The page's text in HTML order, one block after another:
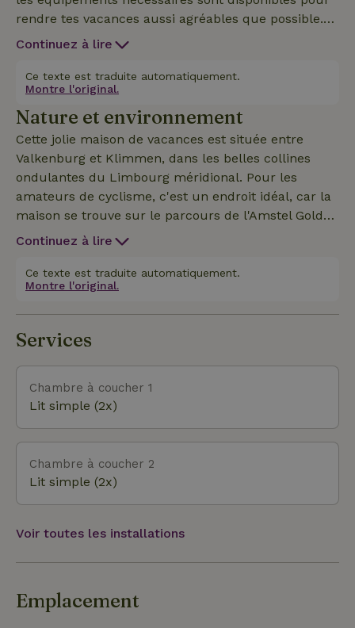
rendre tes vacances aussi agréables que possible.
La Maison nature dispose d'une cuisine très
réfrigérateur/congélateur, d'une machine à café +
Senseo et d'autres nécessités. Le coin salon est
équipé de 2 canapés, d'une télévision SMART (avec
Netflix) et d'un coin repas. Douche - la pièce se
trouve au rez-de-chaussée et est équipée d'une
douche avec rideau de douche, d'un lavabo et de
toilettes. Merci d'apporter tes propres serviettes de
bain. Les deux chambres offrent un lit double de
espace terrasse et d'un carré d'herbe. Le jardin est
entièrement clôturé, ce qui offre de la liberté à ton
animal de compagnie.
Continuez à lire
Ce texte est traduite automatiquement.
Montre l'original.
Nature et environnement
Cette jolie maison de vacances est située entre
Valkenburg et Klimmen, dans les belles collines
ondulantes du Limbourg méridional. Pour les
amateurs de cyclisme, c'est un endroit idéal, car la
maison se trouve sur le parcours de l'Amstel Gold
Race. La maison dispose de son propre
en toute sécurité. À proximité, tu trouveras de
nombreuses attractions touristiques. Valkenburg, à
environ 2 km, offre de nombreuses attractions telles
que Thermen 2000, le Casino, les grottes de marne,
les ruines du château et le parc d'attractions De
Valkenier. Les belles villes historiques de Maastricht
et d'Aix-la-Chapelle sont à deux pas, tout comme
Landgraaf, où tu peux visiter les jardins Mondo
Verde et la piste de ski couverte Snowworld. Le
train à vapeur historique de la Zuid-Limburgse
Stoomtrein Maatschappij, qui s'arrête à Simpelveld,
est une façon particulière de découvrir la région.
Continuez à lire
Ce texte est traduite automatiquement.
Montre l'original.
Services
Chambre à coucher 1
Lit simple (2x)
Chambre à coucher 2
Lit simple (2x)
Voir toutes les installations
Emplacement